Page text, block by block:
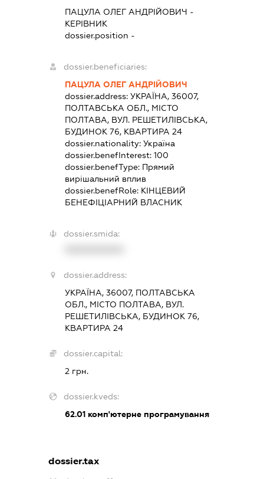
ПАЦУЛА ОЛЕГ АНДРІЙОВИЧ -
КЕРІВНИК
dossier.position -
dossier.beneficiaries:
ПАЦУЛА ОЛЕГ АНДРІЙОВИЧ
dossier.address: УКРАЇНА, 36007,
ПОЛТАВСЬКА ОБЛ., МІСТО
ПОЛТАВА, ВУЛ. РЕШЕТИЛІВСЬКА,
БУДИНОК 76, КВАРТИРА 24
dossier.nationality: Україна
dossier.benefInterest: 100
dossier.benefType: Прямий
вирішальний вплив
dossier.benefRole: КІНЦЕВИЙ
БЕНЕФІЦІАРНИЙ ВЛАСНИК
dossier.smida:
dossier.address:
УКРАЇНА, 36007, ПОЛТАВСЬКА
ОБЛ., МІСТО ПОЛТАВА, ВУЛ.
РЕШЕТИЛІВСЬКА, БУДИНОК 76,
КВАРТИРА 24
dossier.capital:
2 грн.
dossier.kveds:
62.01комп'ютерне програмування
dossier.tax